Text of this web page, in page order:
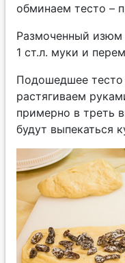
обминаем тесто –
Размоченный изюм
1 ст.л. муки и
Подошедшее
растягиваем
примерно в треть
будут выпекаться